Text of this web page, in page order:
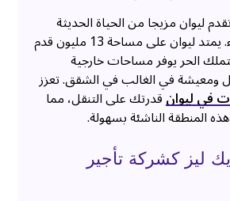
ليوان مزيجا من الحياة الحديثة
والمساحات الخضراء. يمتد ليوان على مساحة 13 مليون قدم
الحر يوفر مساحات خارجية
في الغالب في الشقق. تعزز
في ليوانقدرتك على التنقل، مما
المنطقة الناشئة بسهولة.
ليز كشركة تأجير